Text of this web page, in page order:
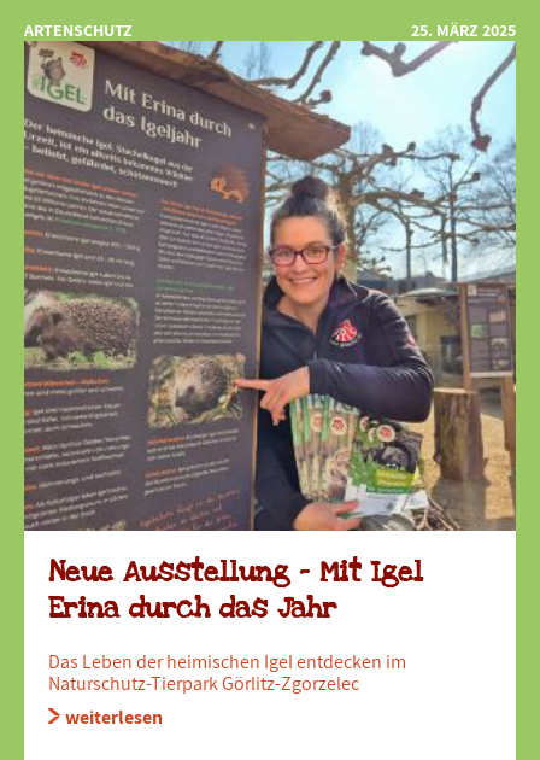
ARTENSCHUTZ 25. MÄRZ 2025
Neue Ausstellung – Mit Igel
Erina durch das Jahr
Das Leben der heimischen Igel entdecken im
Naturschutz-Tierpark Görlitz-Zgorzelec
weiterlesen